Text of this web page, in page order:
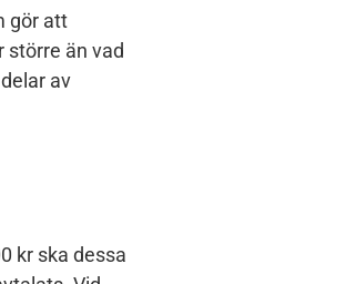
gör att
större än vad
av
kr ska dessa